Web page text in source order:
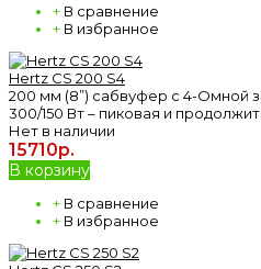
+ В сравнение
+ В избранное
Hertz CS 200 S4
200 мм (8”) сабвуфер с 4-Омной
300/150 Вт – пиковая и
Нет в наличии
15710р.
В корзину
+ В сравнение
+ В избранное